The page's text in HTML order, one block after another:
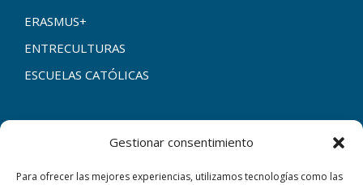
Gestionar consentimiento
Para ofrecer las mejores experiencias, utilizamos tecnologías como las
ERASMUS+
ENTRECULTURAS
ESCUELAS CATÓLICAS